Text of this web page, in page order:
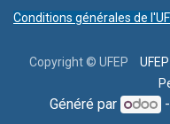
Conditions générales de
Copyright © UFEP
Généré par